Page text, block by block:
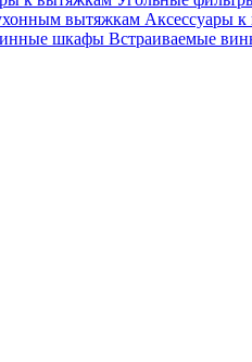
Аксессуары
Встраиваемые